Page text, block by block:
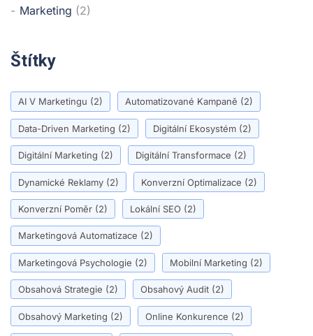
Marketing (2)
Štítky
AI V Marketingu (2) Automatizované Kampaně (2)
Data-Driven Marketing (2) Digitální Ekosystém (2)
Digitální Marketing (2) Digitální Transformace (2)
Dynamické Reklamy (2) Konverzní Optimalizace (2)
Konverzní Poměr (2) Lokální SEO (2)
Marketingová Automatizace (2)
Marketingová Psychologie (2) Mobilní Marketing (2)
Obsahová Strategie (2) Obsahový Audit (2)
Obsahový Marketing (2) Online Konkurence (2)